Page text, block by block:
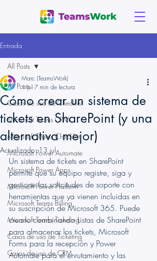
Entrada
All Posts
Casos de uso de Checklist
Microsoft Teams CRM
Microsoft Teams Checklist
Microsoft Power Automate
Microsoft Power Apps
Microsoft Power Platform
Microsoft Teams Billing
Microsoft Teams Ticketing
Casos de uso de Ticketing
Casos de uso de CRM
All Posts
Cómo crear un sistema de
tickets en SharePoint (y una
alternativa mejor)
Marc (TeamsWork)
1 jul 7 min de lectura
Actualizado:13 jul
Un sistema de tickets en SharePoint
permite que su equipo registre, siga y
gestione las solicitudes de soporte con
herramientas que ya vienen incluidas en
su suscripción de Microsoft 365. Puede
crearlo combinando Listas de SharePoint
para almacenar los tickets, Microsoft
Forms para la recepción y Power
Automate para el enrutamiento y las